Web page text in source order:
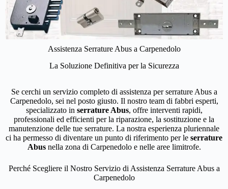
Assistenza Serrature Abus a Carpenedolo
La Soluzione Definitiva per la Sicurezza
Se cerchi un servizio completo di assistenza per serrature Abus a
Carpenedolo, sei nel posto giusto. Il nostro team di fabbri esperti,
specializzato in serrature Abus, offre interventi rapidi,
professionali ed efficienti per la riparazione, la sostituzione e la
manutenzione delle tue serrature. La nostra esperienza pluriennale
ci ha permesso di diventare un punto di riferimento per le serrature
Abusnella zona di Carpenedolo e nelle aree limitrofe.
Perché Scegliere il Nostro Servizio di Assistenza Serrature Abus a
Carpenedolo